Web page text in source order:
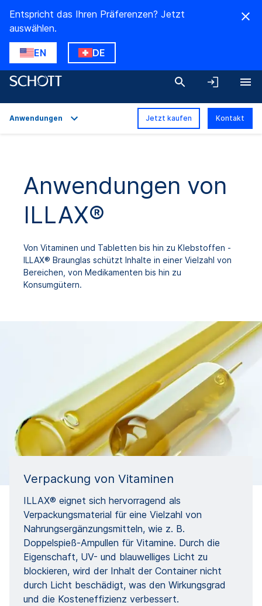
Entspricht das Ihren Präferenzen? Jetzt
auswählen.
EN DE
Technische Daten
Downloads
Anwendungen Jetzt kaufen Kontakt
Anwendungen von
ILLAX®
Von Vitaminen und Tabletten bis hin zu Klebstoffen -
ILLAX® Braunglas schützt Inhalte in einer Vielzahl von
Bereichen, von Medikamenten bis hin zu
Konsumgütern.
Verpackung von Vitaminen
ILLAX® eignet sich hervorragend als
Verpackungsmaterial für eine Vielzahl von
Nahrungsergänzungsmitteln, wie z. B.
Doppelspieß-Ampullen für Vitamine. Durch die
Eigenschaft, UV- und blauwelliges Licht zu
blockieren, wird der Inhalt der Container nicht
durch Licht beschädigt, was den Wirkungsgrad
und die Kosteneffizienz verbessert.